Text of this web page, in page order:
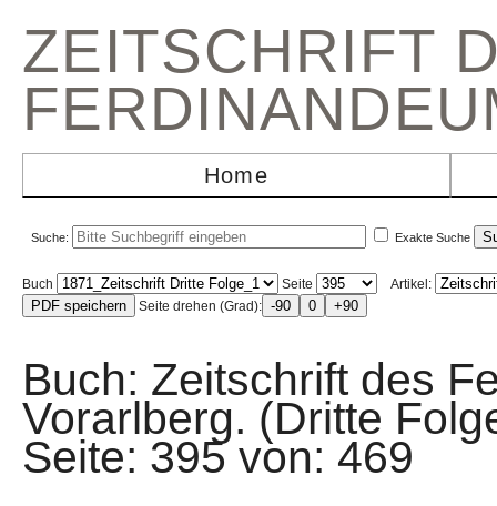
ZEITSCHRIFT
Home
Suche: Exakte Suche
Buch Seite
Artikel:
Seite drehen (Grad):
Buch: Zeitschrift des
Vorarlberg. (Dritte
Seite: 395 von: